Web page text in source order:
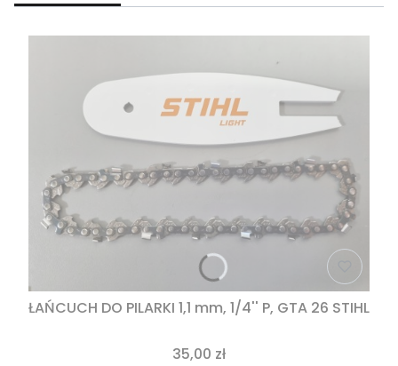
ŁAŃCUCH DO PILARKI 1,1 mm, 1/4'' P, GTA 26 STIHL
35,00 zł